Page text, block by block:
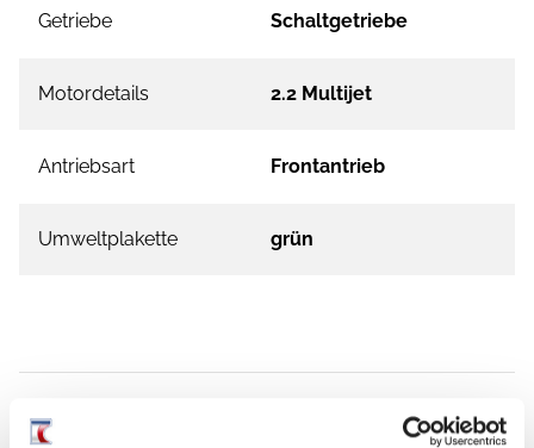
Getriebe Schaltgetriebe
Motordetails 2.2 Multijet
Antriebsart Frontantrieb
Umweltplakette grün